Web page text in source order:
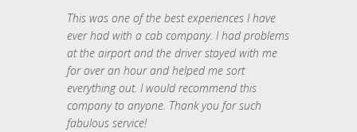
This was one of the best experiences I have
ever had with a cab company. I had problems
at the airport and the driver stayed with me
for over an hour and helped me sort
everything out. I would recommend this
company to anyone. Thank you for such
fabulous service!